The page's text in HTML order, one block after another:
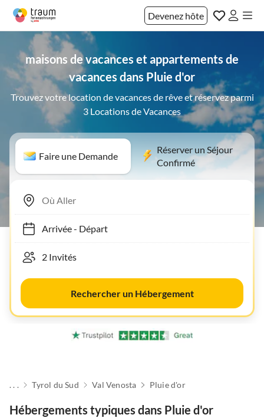
Devenez hôte
maisons de vacances et appartements de
vacances dans Pluie d'or
Trouvez votre location de vacances de rêve et réservez parmi
3 Locations de Vacances
Faire une Demande
Réserver un Séjour
Confirmé
Arrivée- Départ
Rechercher un Hébergement
. . . Tyrol du Sud Val Venosta Pluie d'or
Hébergements typiques dans Pluie d'or